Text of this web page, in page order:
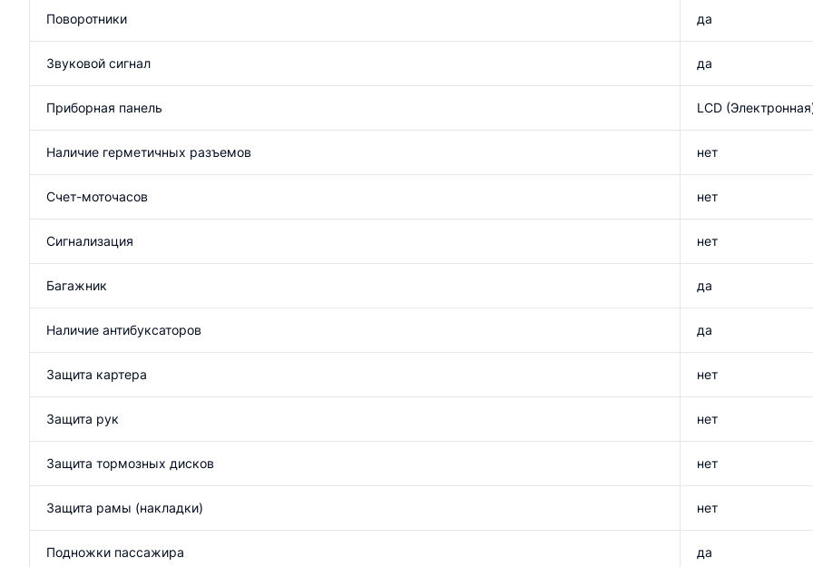
Поворотники да
Звуковой сигнал да
Приборная панель LCD
Наличие герметичных разъемов нет
Счет-моточасов нет
Сигнализация нет
Багажник да
Наличие антибуксаторов да
Защита картера нет
Защита рук нет
Защита тормозных дисков нет
Защита рамы (накладки) нет
Подножки пассажира да